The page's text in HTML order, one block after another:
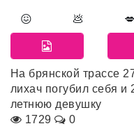
😖 💩 💋
На брянской трассе
лихач погубил себя и
летнюю девушку
1729
0